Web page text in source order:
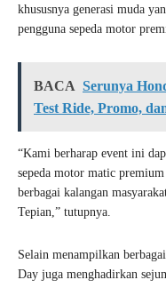
khususnya generasi muda
pengguna sepeda motor
BACA Serunya
Test Ride, Promo,
“Kami berharap event ini
sepeda motor matic
berbagai kalangan
Tepian,” tutupnya.
Selain menampilkan
Day juga menghadirkan